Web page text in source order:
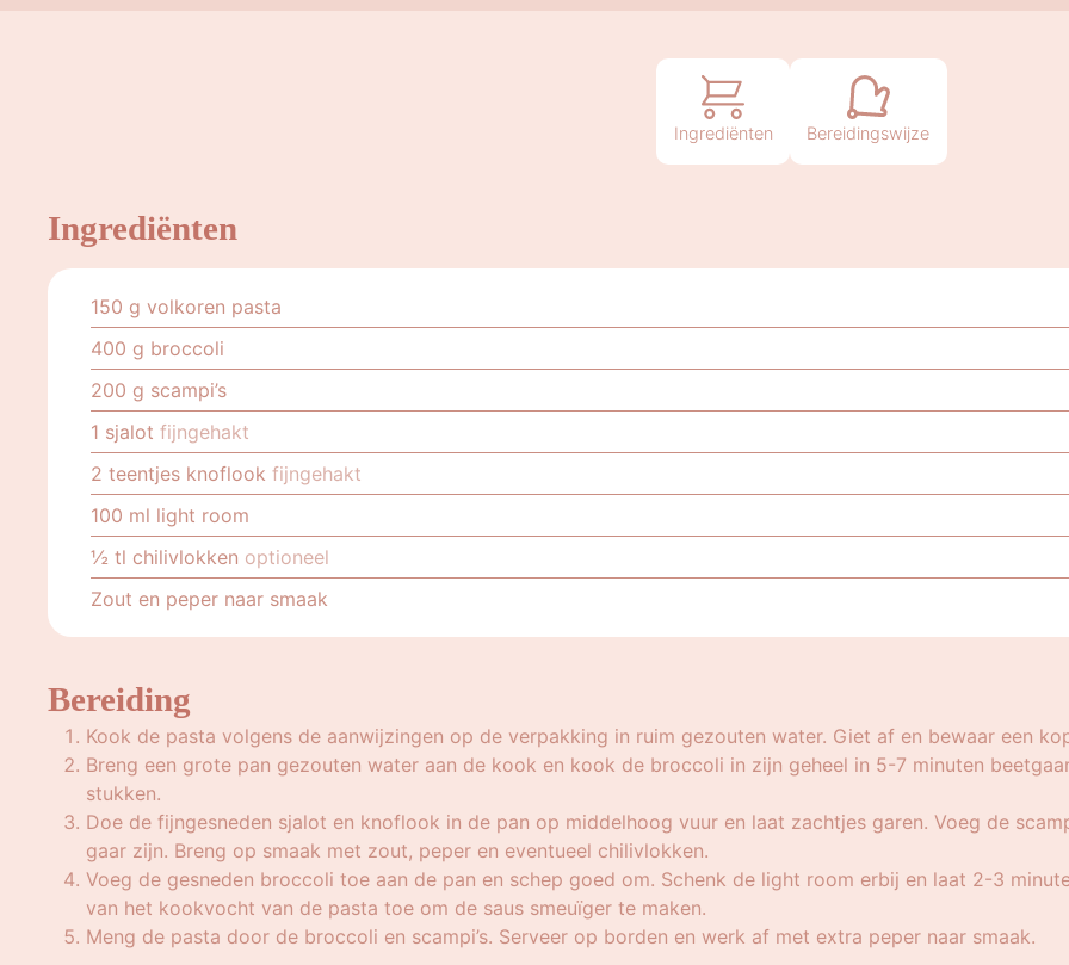
Ingrediënten Bereidingswijze
Ingrediënten
150 g volkoren pasta
400 g broccoli
200 g scampi’s
1 sjalot fijngehakt
2 teentjes knoflook fijngehakt
100 ml light room
½ tl chilivlokken optioneel
Zout en peper naar smaak
Bereiding
Kook de pasta volgens de aanwijzingen op de verpakking in ruim gezouten water. Giet af en bewaar een
Breng een grote pan gezouten water aan de kook en kook de broccoli in zijn geheel in 5-7 minuten
stukken.
Doe de fijngesneden sjalot en knoflook in de pan op middelhoog vuur en laat zachtjes garen. Voeg de
gaar zijn. Breng op smaak met zout, peper en eventueel chilivlokken.
Voeg de gesneden broccoli toe aan de pan en schep goed om. Schenk de light room erbij en laat 2-3
van het kookvocht van de pasta toe om de saus smeuïger te maken.
Meng de pasta door de broccoli en scampi’s. Serveer op borden en werk af met extra peper naar smaak.